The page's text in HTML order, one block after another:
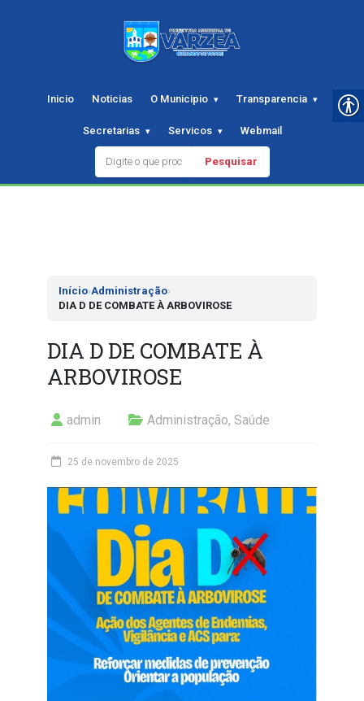
Inicio Noticias O Municipio Transparencia
Secretarias Servicos Webmail
Pesquisar
Início›Administração›
DIA D DE COMBATE À ARBOVIROSE
DIA D DE COMBATE À
ARBOVIROSE
admin Administração, Saúde
25 de novembro de 2025